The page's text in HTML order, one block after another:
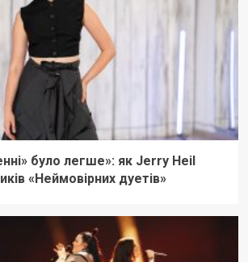
було легше»: як Jerry Heil
«Неймовірних дуетів»